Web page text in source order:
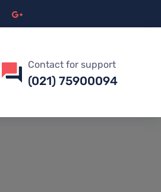
Contact for support
(021) 75900094